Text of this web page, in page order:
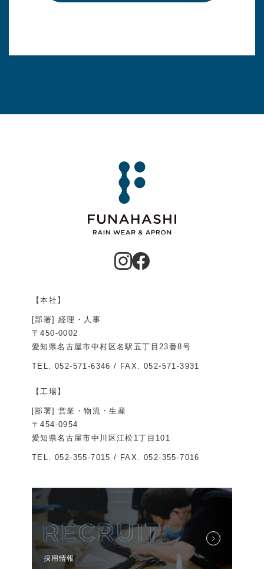
【本社】
[部署] 経理・人事
〒450-0002
愛知県名古屋市中村区名駅五丁目23番8号
TEL. 052-571-6346 / FAX. 052-571-3931
【工場】
[部署] 営業・物流・生産
〒454-0954
愛知県名古屋市中川区江松1丁目101
TEL. 052-355-7015 / FAX. 052-355-7016
採用情報